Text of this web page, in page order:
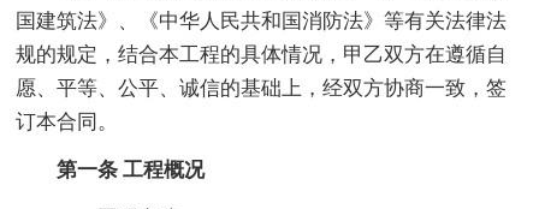
国建筑法》、《中华人民共和国消防法》等有关法律法
规的规定，结合本工程的具体情况，甲乙双方在遵循自
愿、平等、公平、诚信的基础上，经双方协商一致，签
订本合同。
第一条 工程概况